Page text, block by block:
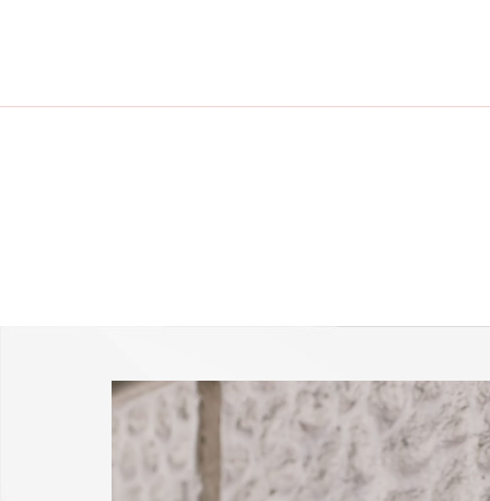
-25 % a webshopban!
Kupon: summer25
Shop